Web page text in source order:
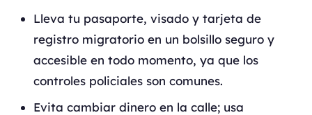
Lleva tu pasaporte, visado y tarjeta de
registro migratorio en un bolsillo seguro y
accesible en todo momento, ya que los
controles policiales son comunes.
Evita cambiar dinero en la calle; usa